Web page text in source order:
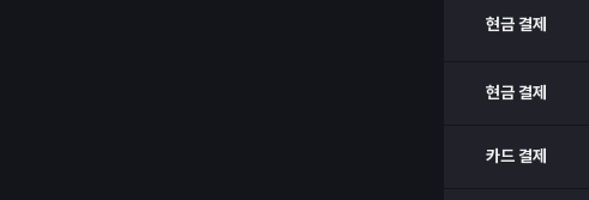
현금 결제
현금 결제
카드 결제